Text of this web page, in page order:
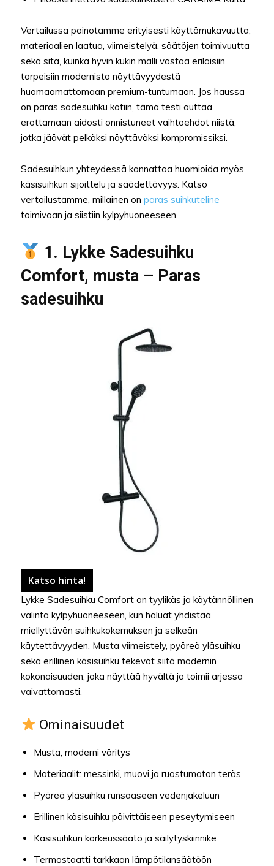
Vertailussa painotamme erityisesti käyttömukavuutta,
materiaalien laatua, viimeistelyä, säätöjen toimivuutta
sekä sitä, kuinka hyvin kukin malli vastaa erilaisiin
tarpeisiin modernista näyttävyydestä
huomaamattomaan premium-tuntumaan. Jos haussa
on paras sadesuihku kotiin, tämä testi auttaa
erottamaan aidosti onnistuneet vaihtoehdot niistä,
jotka jäävät pelkäksi näyttäväksi kompromissiksi.
Sadesuihkun yhteydessä kannattaa huomioida myös
käsisuihkun sijoittelu ja säädettävyys. Katso
vertailustamme, millainen on paras suihkuteline
toimivaan ja siistiin kylpyhuoneeseen.
1. Lykke Sadesuihku
Comfort, musta – Paras
sadesuihku
Katso hinta!
Lykke Sadesuihku Comfort on tyylikäs ja käytännöllinen
valinta kylpyhuoneeseen, kun haluat yhdistää
miellyttävän suihkukokemuksen ja selkeän
käytettävyyden. Musta viimeistely, pyöreä yläsuihku
sekä erillinen käsisuihku tekevät siitä modernin
kokonaisuuden, joka näyttää hyvältä ja toimii arjessa
vaivattomasti.
Ominaisuudet
Musta, moderni väritys
Materiaalit: messinki, muovi ja ruostumaton teräs
Pyöreä yläsuihku runsaaseen vedenjakeluun
Erillinen käsisuihku päivittäiseen peseytymiseen
Käsisuihkun korkeussäätö ja säilytyskiinnike
Termostaatti tarkkaan lämpötilansäätöön